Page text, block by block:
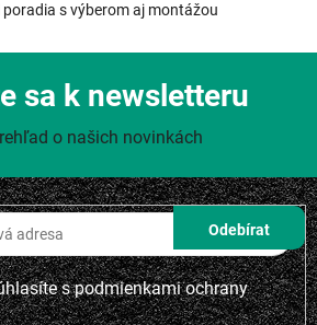
poradia s výberom aj montážou
spodmienkami ochrany
sa k newsletteru
o našich novinkách